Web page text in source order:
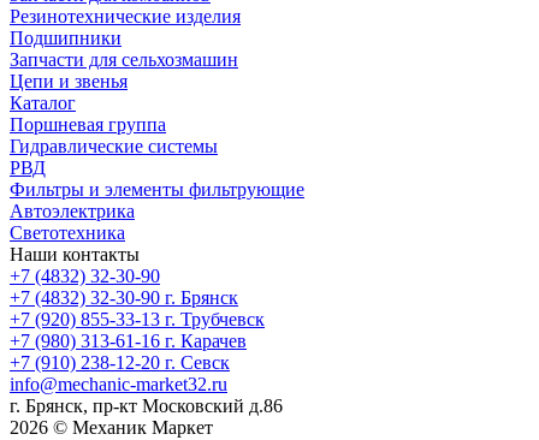
Резинотехнические изделия
Подшипники
Запчасти для сельхозмашин
Цепи и звенья
Каталог
Поршневая группа
Гидравлические системы
РВД
Фильтры и элементы фильтрующие
Автоэлектрика
Светотехника
Наши контакты
+7 (4832) 32-30-90
+7 (4832) 32-30-90 г. Брянск
+7 (920) 855-33-13 г. Трубчевск
+7 (980) 313-61-16 г. Карачев
+7 (910) 238-12-20 г. Севск
info@mechanic-market32.ru
г. Брянск, пр-кт Московский д.86
2026 © Механик Маркет